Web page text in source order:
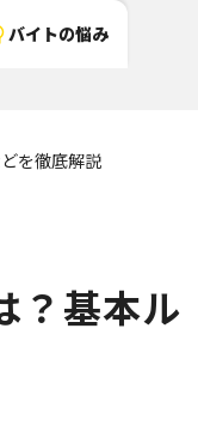
バイトの悩み
を徹底解説
？基本ル